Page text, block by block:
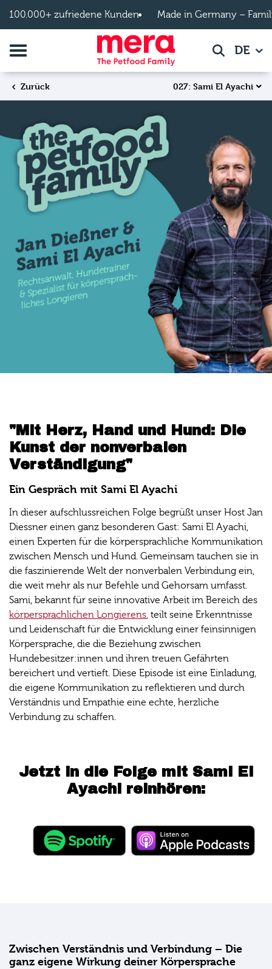
100.000+ zufriedene Kunden Made in Germany –
Navigation umschalten SucheDE
Zurück 027: Sami El Ayachi
"Mit Herz, Hand und Hund: Die
Kunst der nonverbalen
Verständigung"
Ein Gespräch mit Sami El Ayachi
In dieser aufschlussreichen Folge begrüßt unser Host Jan
Diessner einen ganz besonderen Gast: Sami El Ayachi,
einen Experten für die körpersprachliche Kommunikation
zwischen Mensch und Hund. Gemeinsam tauchen sie in
die faszinierende Welt der nonverbalen Verbindung ein,
die weit mehr als nur Befehle und Gehorsam umfasst.
Sami, bekannt für seine innovative Arbeit im Bereich des
körpersprachlichen Longierens, teilt seine Erkenntnisse
und Leidenschaft für die Entwicklung einer feinsinnigen
Körpersprache, die die Beziehung zwischen
Hundebesitzer:innen und ihren treuen Gefährten
bereichert und vertieft. Diese Episode ist eine Einladung,
die eigene Kommunikation zu reflektieren und durch
Verständnis und Empathie eine echte, herzliche
Verbindung zu schaffen.
Jetzt in die Folge mit Sami El
Ayachi reinhören:
Zwischen Verständnis und Verbindung – Die
ganz eigene Wirkung deiner Körpersprache